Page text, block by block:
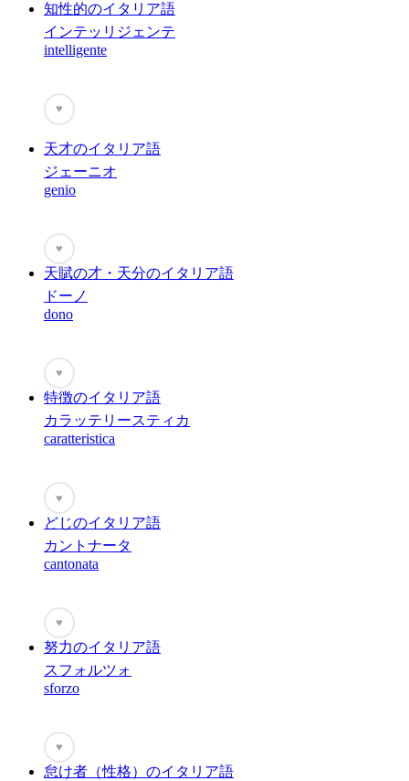
知性的のイタリア語
インテッリジェンテ
intelligente
♥
天才のイタリア語
ジェーニオ
genio
♥
天賦の才・天分のイタリア語
ドーノ
dono
♥
特徴のイタリア語
カラッテリースティカ
caratteristica
♥
どじのイタリア語
カントナータ
cantonata
♥
努力のイタリア語
スフォルツォ
sforzo
♥
怠け者（性格）のイタリア語